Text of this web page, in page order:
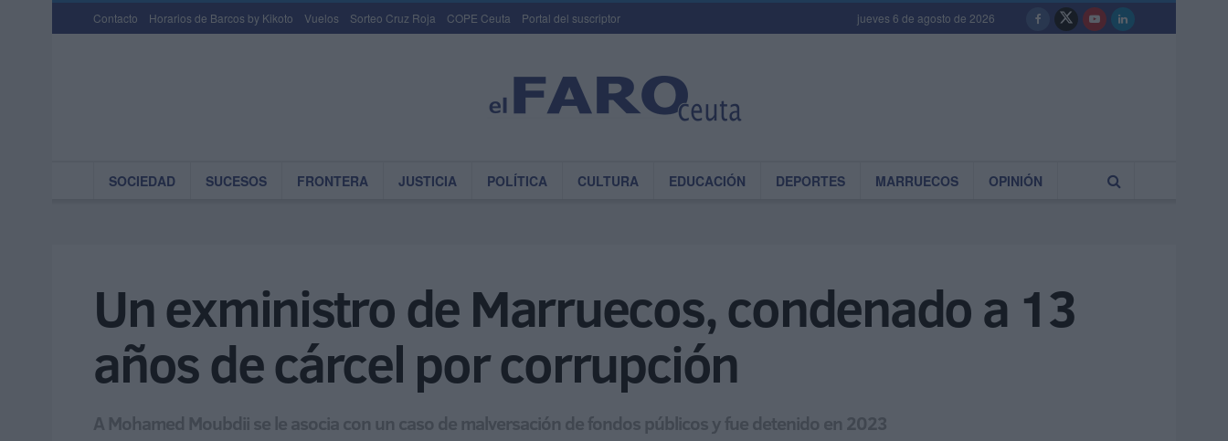
Contacto Horarios de Barcos by Kikoto Vuelos Sorteo Cruz Roja COPE Ceuta Portal del suscriptor jueves 6 de agosto de 2026
SOCIEDAD SUCESOS FRONTERA JUSTICIA POLÍTICA CULTURA EDUCACIÓN DEPORTES MARRUECOS OPINIÓN
Un exministro de Marruecos, condenado a 13
años de cárcel por corrupción
A Mohamed Moubdii se le asocia con un caso de malversación de fondos públicos y fue detenido en 2023